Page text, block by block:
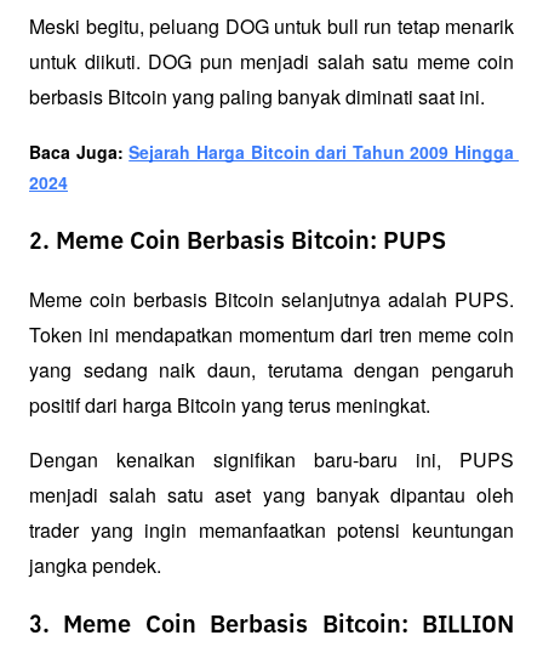
Meski begitu, peluang DOG untuk bull run tetap menarik
untuk diikuti. DOG pun menjadi salah satu meme coin
berbasis Bitcoin yang paling banyak diminati saat ini.
Baca Juga: Sejarah Harga Bitcoin dari Tahun 2009 Hingga
2024
2. Meme Coin Berbasis Bitcoin: PUPS
Meme coin berbasis Bitcoin selanjutnya adalah PUPS.
Token ini mendapatkan momentum dari tren meme coin
yang sedang naik daun, terutama dengan pengaruh
positif dari harga Bitcoin yang terus meningkat.
Dengan kenaikan signifikan baru-baru ini, PUPS
menjadi salah satu aset yang banyak dipantau oleh
trader yang ingin memanfaatkan potensi keuntungan
jangka pendek.
3. Meme Coin Berbasis Bitcoin: BILLION